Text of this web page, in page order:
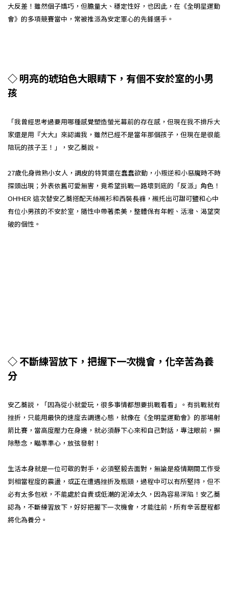
大反差！雖然個子嬌巧，但膽量大、穩定性好，也因此，在《全明星運動
會》的多項競賽當中，常被推派為安定軍心的先鋒選手。
◇ 明亮的琥珀色大眼睛下，有個不安於室的小男
孩
「我曾經思考過要用哪種感覺塑造螢光幕前的存在感，但現在我不排斥大
家還是用『大大』來認識我，雖然已經不是當年那個孩子，但現在是很能
陪玩的孩子王！」，安乙蕎說。
27歲化身微熟小女人，調皮的特質還在蠢蠢欲動，小叛逆和小惡魔時不時
探頭出現；外表依舊可愛無害，竟希望挑戰一路壞到底的「反派」角色！
OH!HER 這次替安乙蕎搭配天絲襯衫和西裝長褲，襯托出可甜可鹽和心中
有位小男孩的不安於室，隨性中帶著柔美，整體保有年輕、活潑、渴望突
破的個性。
◇ 不斷練習放下，把握下一次機會，化辛苦為養
分
安乙蕎説，「因為從小就愛玩，很多事情都想要挑戰看看」。有挑戰就有
挫折，只能用最快的速度去調適心態，就像在《全明星運動會》的那場射
箭比賽，當高度壓力在身邊，就必須靜下心來和自己對話，專注眼前，摒
除懸念，瞄準準心，放弦發射！
生活本身就是一位可敬的對手，必須堅毅去面對，無論是疫情期間工作受
到相當程度的震盪，或正在遭遇挫折及瓶頸，過程中可以有所堅持，但不
必有太多包袱，不能處於自責或低潮的泥淖太久，因為容易深陷！安乙蕎
認為，不斷練習放下，好好把握下一次機會，才能往前，所有辛苦歷程都
將化為養分。